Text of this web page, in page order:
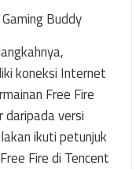
koneksi Internet
Free Fire
daripada versi
ikuti petunjuk
Fire di Tencent